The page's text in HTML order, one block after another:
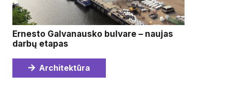
Ernesto Galvanausko bulvare – naujas
darbų etapas
Architektūra